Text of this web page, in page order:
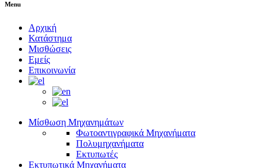
Menu
Αρχική
Κατάστημα
Μισθώσεις
Εμείς
Επικοινωνία
Μίσθωση Μηχανημάτων
Φωτοαντιγραφικά Μηχανήματα
Πολυμηχανήματα
Εκτυπωτές
Εκτυπωτικά Μηχανήματα